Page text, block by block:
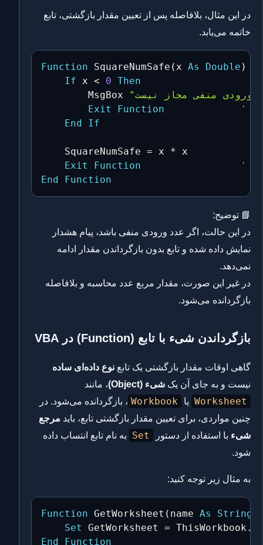
در این مثال، بلافاصله پس از تعیین مقدار بازگشتی، تابع
خاتمه می‌یابد.
Function SquareNumSafe (x As Double )
If x < 0 Then
        MsgBox
Exit
Function
End
If
    SquareNumSafe
= x * x
Exit
Function
End
Function
📘 توضیح:
در این حالت، اگر عدد ورودی منفی باشد، پیام هشدار
نمایش داده شده و تابع بدون بازگرداندن مقدار ادامه
نمی‌دهد.
در غیر این صورت، مقدار مربع عدد محاسبه و بلافاصله
بازگردانده می‌شود.
بازگرداندن شیء با تابع (Function) در VBA
گاهی اوقات مقدار بازگشتی یک تابع نوع داده‌ای ساده
نیست و به جای آن یک شیء (Object) ، مانند
Worksheet یا Workbook ، بازگردانده می‌شود. در
چنین مواردی، برای تعیین مقدار بازگشتی تابع، باید مرجع
شیء با استفاده از دستور Set
به نام تابع انتساب داده
شود.
به مثال زیر توجه کنید:
Function GetWorksheet ( name As String
Set
GetWorksheet = ThisWorkbook.
End
Function